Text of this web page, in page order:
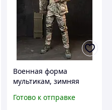
Военная форма
мультикам, зимняя
зимняя форма ЗСУ,
Готово к отправке